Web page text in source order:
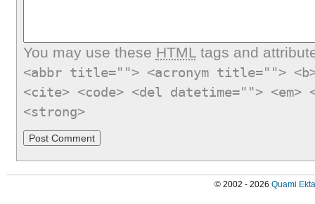
You may use these HTMLtags and
<abbr title=""> <acronym title="">
<cite> <code> <del datetime="">
<strong>
© 2002 - 2026 Quami